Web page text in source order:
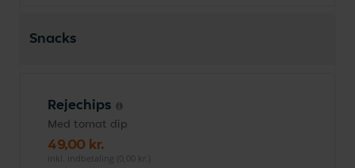
Snacks
Rejechips
Med tomat dip
49,00 kr.
inkl. indbetaling (0,00 kr.)